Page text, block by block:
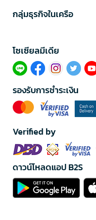
กลุ่มธุรกิจในเครือ
โซเซียลมีเดีย​
รองรับการชำระเงิน
Verified by
ดาวน์โหลดแอป B2S